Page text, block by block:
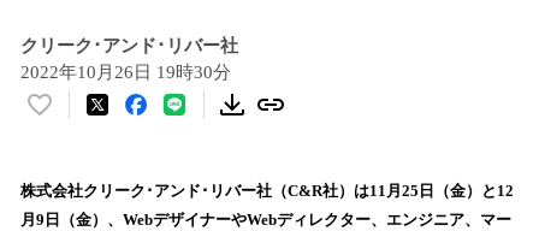
クリーク･アンド･リバー社
2022年10月26日 19時30分
い
！
数
株式会社クリーク･アンド･リバー社（C&R社）は11月25日（金）と12
月9日（金）、WebデザイナーやWebディレクター、エンジニア、マー